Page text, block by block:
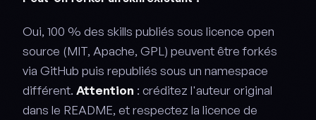
Oui, 100 % des skills publiés sous licence open
source (MIT, Apache, GPL) peuvent être forkés
via GitHub puis republiés sous un namespace
différent. Attention : créditez l'auteur original
dans le README, et respectez la licence de